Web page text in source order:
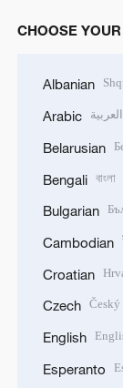
CHOOSE
Albanian
Arabic العربية
Belarusian
Bengali বাংলা
Bulgarian
Cambodian
Croatian
Czech Český
English
Esperanto